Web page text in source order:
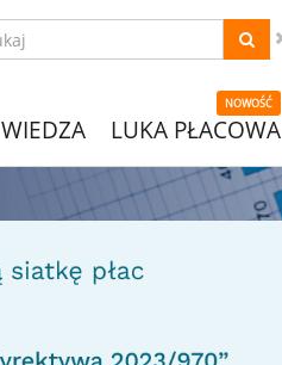
WIEDZA
NOWOŚĆ
LUKA PŁACOWA